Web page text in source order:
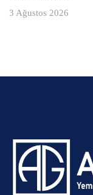
3 Ağustos 2026